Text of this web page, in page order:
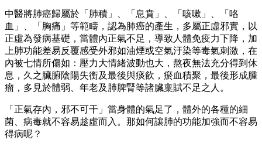
中醫將肺癌歸屬於「肺積」、「息賁」、「咳嗽」、「咯
血」、「胸痛」等範疇，認為肺癌的產生，多屬正虛邪實，以
正虛為發病基礎，當體內正氣不足，導致人體免疫力下降，加
上肺功能差易反覆感受外邪如油煙或空氣汙染等毒氣刺激，在
內被七情所傷如：壓力大情緒波動也大，熬夜無法充分得到休
息，久之臟腑陰陽失衡及最後與痰飲，瘀血積聚，最後形成腫
瘤，多見於體弱、年老及肺脾腎等諸臟稟賦不足之人。
「正氣存內，邪不可干」當身體的氣足了，體外的各種的細
菌、病毒就不容易趁虛而入。那如何讓肺的功能加強而不容易
得病呢？